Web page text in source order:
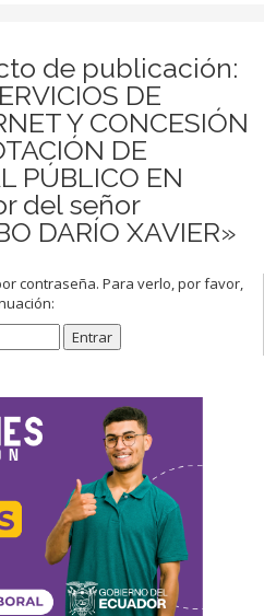
de publicación:
DE
Y CONCESIÓN
DE
PÚBLICO EN
del señor
DARÍO XAVIER»
contraseña. Para verlo, por favor,